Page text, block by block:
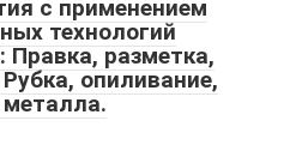
с применением
технологий
Правка, разметка,
опиливание,
металла.